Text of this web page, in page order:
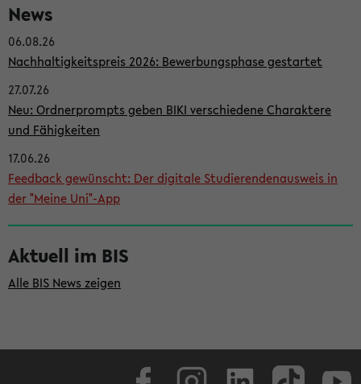
e
i
t
e
n
l
e
i
s
t
e
News
06.08.26
Nachhaltigkeitspreis 2026: Bewerbungsphase gestartet
27.07.26
Neu: Ordnerprompts geben BIKI verschiedene Charaktere
und Fähigkeiten
17.06.26
Feedback gewünscht: Der digitale Studierendenausweis in
der "Meine Uni"-App
Aktuell im BIS
Alle BIS News zeigen